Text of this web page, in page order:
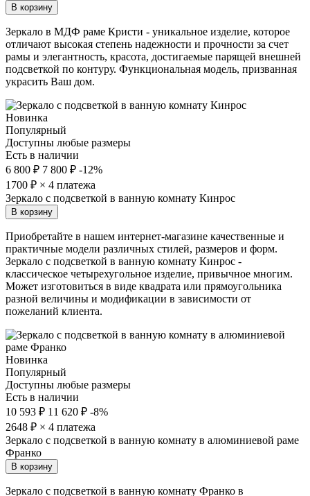
В корзину
Зеркало в МДФ раме Кристи - уникальное изделие, которое
отличают высокая степень надежности и прочности за счет
рамы и элегантность, красота, достигаемые парящей внешней
подсветкой по контуру. Функциональная модель, призванная
украсить Ваш дом.
Новинка
Популярный
Доступны любые размеры
Есть в наличии
6 800 ₽ 7 800 ₽ -12%
1700 ₽ × 4 платежа
Зеркало с подсветкой в ванную комнату Кинрос
В корзину
Приобретайте в нашем интернет-магазине качественные и
практичные модели различных стилей, размеров и форм.
Зеркало с подсветкой в ванную комнату Кинрос -
классическое четырехугольное изделие, привычное многим.
Может изготовиться в виде квадрата или прямоугольника
разной величины и модификации в зависимости от
пожеланий клиента.
Новинка
Популярный
Доступны любые размеры
Есть в наличии
10 593 ₽ 11 620 ₽ -8%
2648 ₽ × 4 платежа
Зеркало с подсветкой в ванную комнату в алюминиевой раме
Франко
В корзину
Зеркало с подсветкой в ванную комнату Франко в